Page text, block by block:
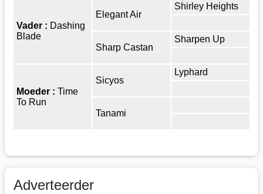
Vader : Dashing
Blade
Elegant Air
Shirley Heights
Sharp Castan
Sharpen Up
Moeder : Time
To Run
Sicyos
Lyphard
Tanami
Adverteerder